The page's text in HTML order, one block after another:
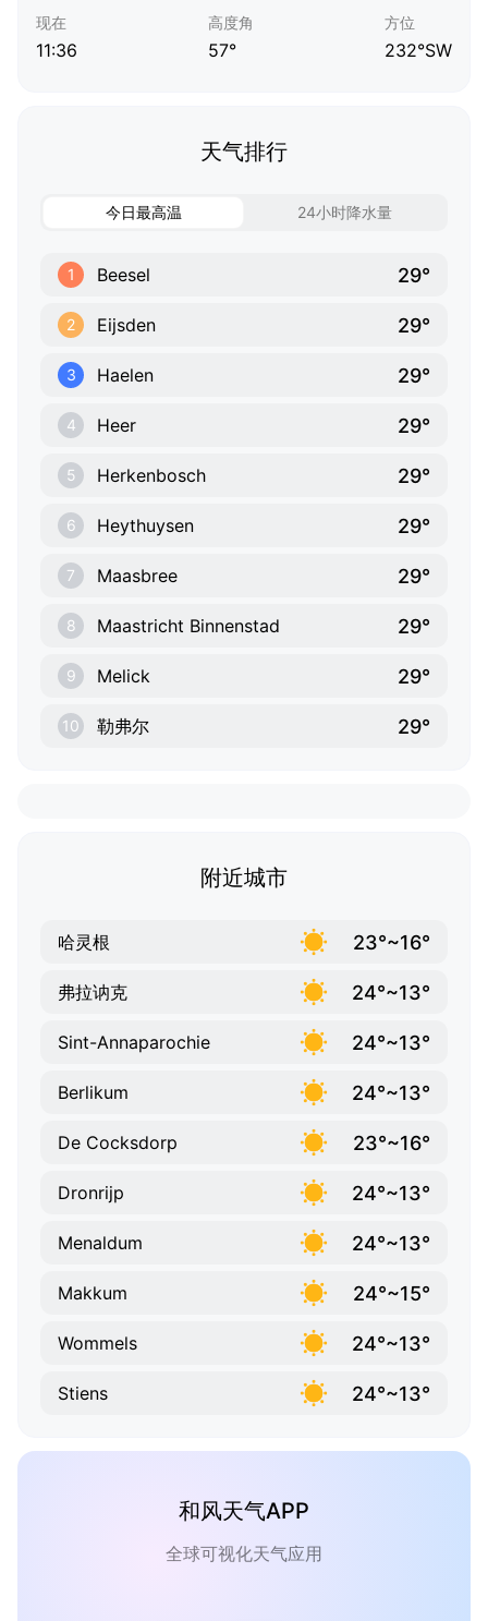
现在
11:36
高度角
57°
方位
232°SW
天气排行
今日最高温 24小时降水量
1 Beesel 29°
2 Eijsden 29°
3 Haelen 29°
4 Heer 29°
5 Herkenbosch 29°
6 Heythuysen 29°
7 Maasbree 29°
8 Maastricht Binnenstad 29°
9 Melick 29°
10 勒弗尔 29°
附近城市
哈灵根 23°~16°
弗拉讷克 24°~13°
Sint-Annaparochie 24°~13°
Berlikum 24°~13°
De Cocksdorp 23°~16°
Dronrijp 24°~13°
Menaldum 24°~13°
Makkum 24°~15°
Wommels 24°~13°
Stiens 24°~13°
和风天气APP
全球可视化天气应用